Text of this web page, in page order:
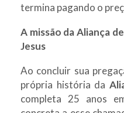
termina pagando o
A missão da Aliança
Jesus
Ao concluir sua
própria história da
completa 25 anos